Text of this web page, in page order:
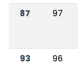
87 97
93 96